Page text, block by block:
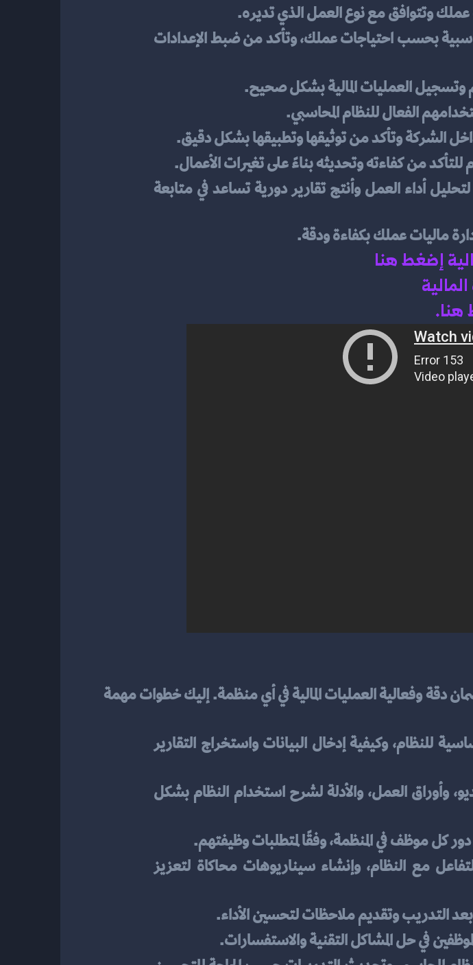
وتتوافق مع نوع العمل الذي تديره.
وتسجيل العمليات المالية بشكل صحيح.
الفعال للنظام المحاسبي.
الشركة وتأكد من توثيقها وتطبيقها بشكل دقيق.
من كفاءته وتحديثه بناءً على تغيرات الأعمال.
ماليات عملك بكفاءة ودقة.
إضغط هنا
هنا.
ضمان فهم الموظفين للوظائف الأساسية للنظام، وكيفية إدخال البيانات واستخراج التقارير
موظف في المنظمة، وفقًا لمتطلبات وظيفتهم.
توفير تدريب عملي يسمح للموظفين بالتفاعل مع النظام، وإنشاء سيناريوهات محاكاة لتعزيز
بعد التدريب وتقديم ملاحظات لتحسين الأداء.
في حل المشاكل التقنية والاستفسارات.